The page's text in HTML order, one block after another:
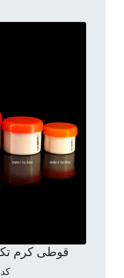
قوطی کرم
کد